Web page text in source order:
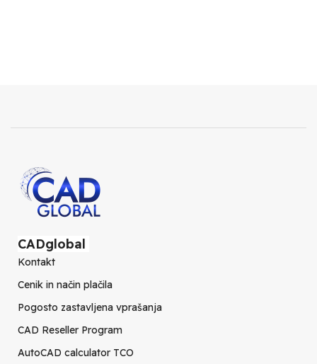
CADglobal
Kontakt
Cenik in način plačila
Pogosto zastavljena vprašanja
CAD Reseller Program
AutoCAD calculator TCO